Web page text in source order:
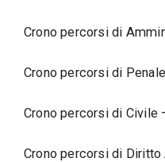
Crono percorsi di
Crono percorsi di
Crono percorsi di Civile
Crono percorsi di